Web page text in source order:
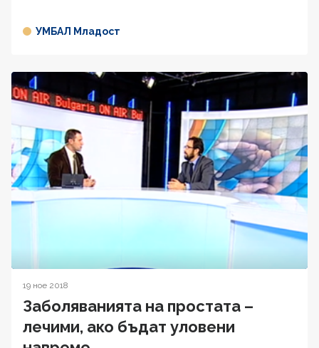
УМБАЛ Младост
19 ное 2018
Заболяванията на простата –
лечими, ако бъдат уловени